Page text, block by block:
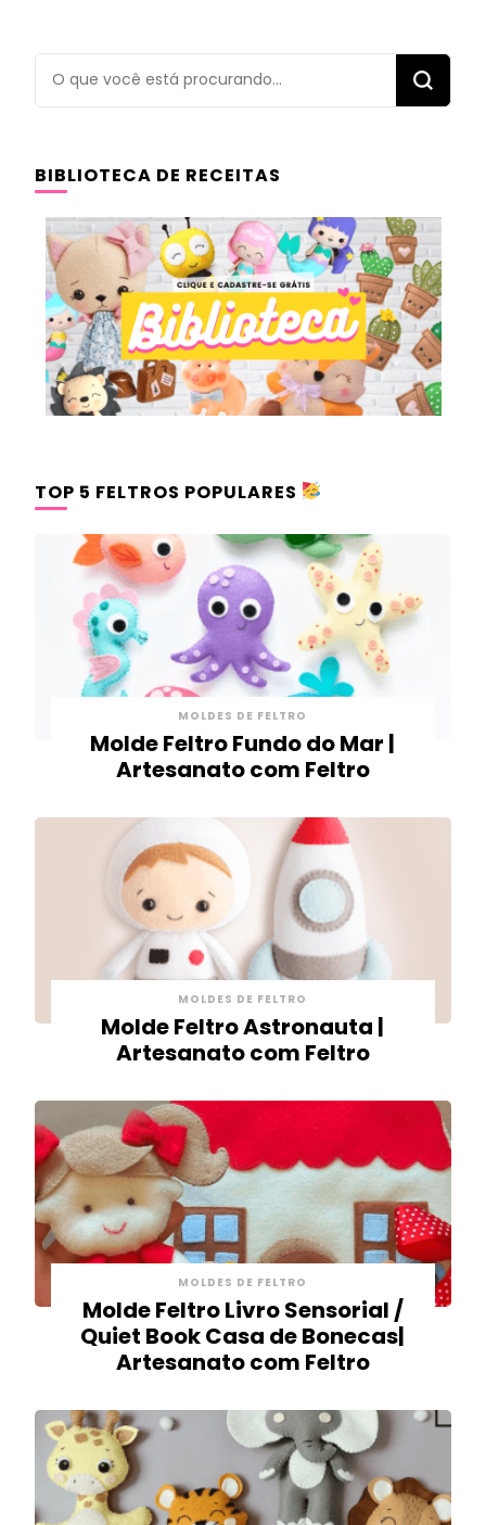
Procurando
algo?
BIBLIOTECA DE RECEITAS
TOP 5 FELTROS POPULARES
MOLDES DE FELTRO
Molde Feltro Fundo do Mar |
Artesanato com Feltro
MOLDES DE FELTRO
Molde Feltro Astronauta |
Artesanato com Feltro
MOLDES DE FELTRO
Molde Feltro Livro Sensorial /
Quiet Book Casa de Bonecas|
Artesanato com Feltro